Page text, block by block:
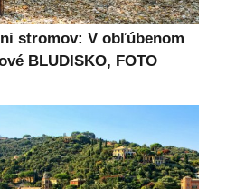
stromov: V obľúbenom
BLUDISKO, FOTO